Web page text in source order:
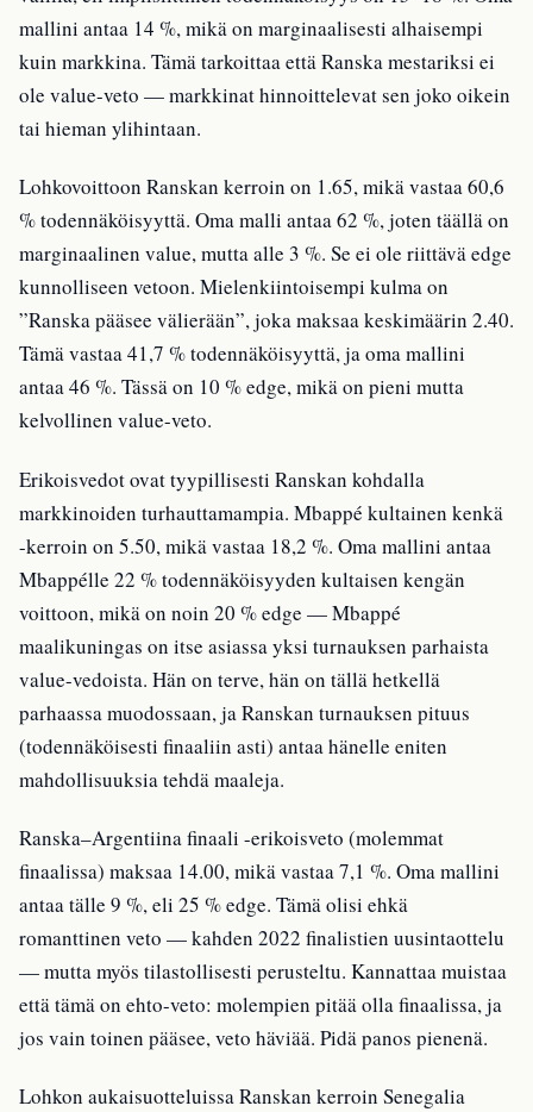
mallini antaa 14 %, mikä on marginaalisesti alhaisempi
kuin markkina. Tämä tarkoittaa että Ranska mestariksi ei
ole value-veto — markkinat hinnoittelevat sen joko oikein
tai hieman ylihintaan.
Lohkovoittoon Ranskan kerroin on 1.65, mikä vastaa 60,6
% todennäköisyyttä. Oma malli antaa 62 %, joten täällä on
marginaalinen value, mutta alle 3 %. Se ei ole riittävä edge
kunnolliseen vetoon. Mielenkiintoisempi kulma on
”Ranska pääsee välierään”, joka maksaa keskimäärin 2.40.
Tämä vastaa 41,7 % todennäköisyyttä, ja oma mallini
antaa 46 %. Tässä on 10 % edge, mikä on pieni mutta
kelvollinen value-veto.
Erikoisvedot ovat tyypillisesti Ranskan kohdalla
markkinoiden turhauttamampia. Mbappé kultainen kenkä
-kerroin on 5.50, mikä vastaa 18,2 %. Oma mallini antaa
Mbappélle 22 % todennäköisyyden kultaisen kengän
voittoon, mikä on noin 20 % edge — Mbappé
maalikuningas on itse asiassa yksi turnauksen parhaista
value-vedoista. Hän on terve, hän on tällä hetkellä
parhaassa muodossaan, ja Ranskan turnauksen pituus
(todennäköisesti finaaliin asti) antaa hänelle eniten
mahdollisuuksia tehdä maaleja.
Ranska–Argentiina finaali -erikoisveto (molemmat
finaalissa) maksaa 14.00, mikä vastaa 7,1 %. Oma mallini
antaa tälle 9 %, eli 25 % edge. Tämä olisi ehkä
romanttinen veto — kahden 2022 finalistien uusintaottelu
— mutta myös tilastollisesti perusteltu. Kannattaa muistaa
että tämä on ehto-veto: molempien pitää olla finaalissa, ja
jos vain toinen pääsee, veto häviää. Pidä panos pienenä.
Lohkon aukaisuotteluissa Ranskan kerroin Senegalia